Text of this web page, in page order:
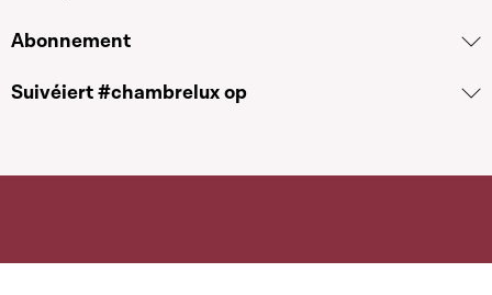
Abonnement
Suivéiert #chambrelux op